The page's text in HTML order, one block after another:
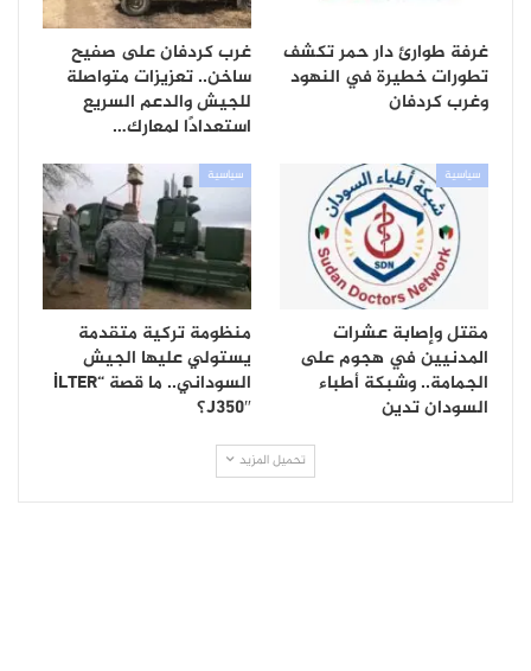
غرفة طوارئ دار حمر تكشف
تطورات خطيرة في النهود
وغرب كردفان
غرب كردفان على صفيح
ساخن.. تعزيزات متواصلة
للجيش والدعم السريع
استعدادًا لمعارك…
سياسية
مقتل وإصابة عشرات
المدنيين في هجوم على
الجمامة.. وشبكة أطباء
السودان تدين
سياسية
منظومة تركية متقدمة
يستولي عليها الجيش
السوداني.. ما قصة “İLTER
J350″؟
تحميل المزيد